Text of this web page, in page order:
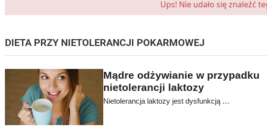
Ups! Nie udało się znaleźć
DIETA PRZY NIETOLERANCJI POKARMOWEJ
Mądre odżywianie w przypadku
nietolerancji laktozy
Nietolerancja laktozy jest dysfunkcją …